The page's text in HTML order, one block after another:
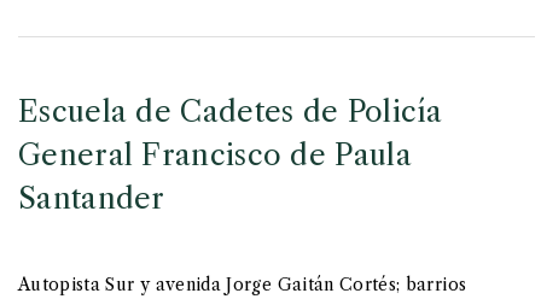
Escuela de Cadetes de Policía
General Francisco de Paula
Santander
Autopista Sur y avenida Jorge Gaitán Cortés; barrios